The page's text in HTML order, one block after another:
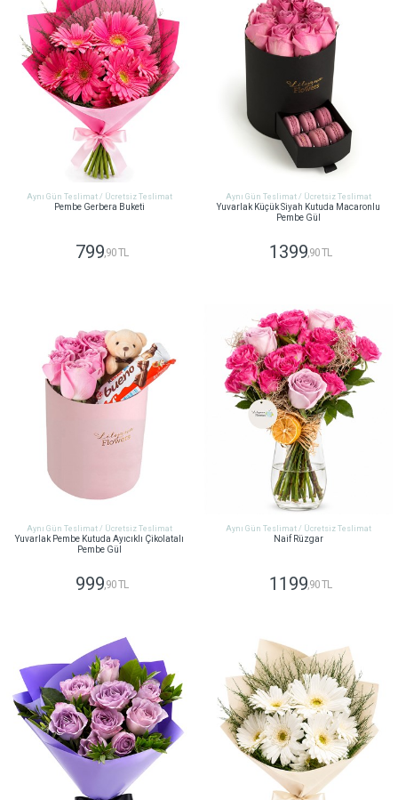
Aynı Gün Teslimat / Ücretsiz Teslimat
Pembe Gerbera Buketi
799,90 TL
Aynı Gün Teslimat / Ücretsiz Teslimat
Yuvarlak Küçük Siyah Kutuda Macaronlu
Pembe Gül
1399,90 TL
Aynı Gün Teslimat / Ücretsiz Teslimat
Yuvarlak Pembe Kutuda Ayıcıklı Çikolatalı
Pembe Gül
999,90 TL
Aynı Gün Teslimat / Ücretsiz Teslimat
Naif Rüzgar
1199 ,90 TL